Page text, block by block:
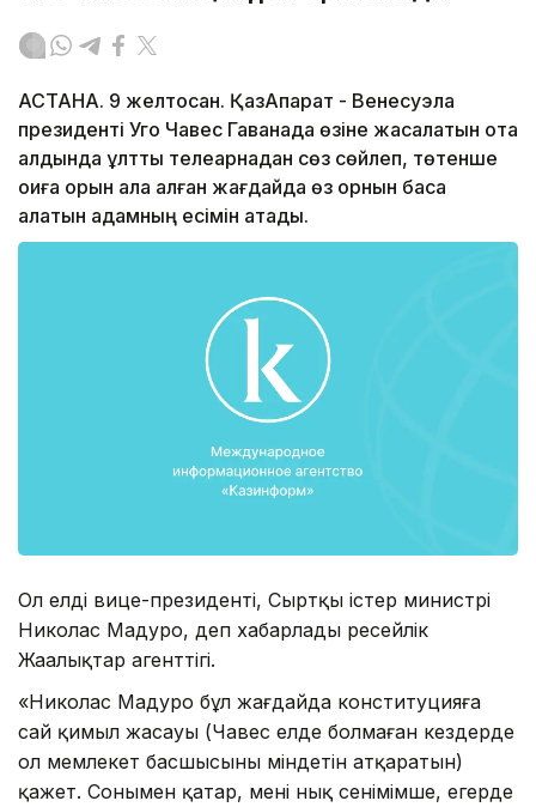
АСТАНА. 9 желтоқсан. ҚазАқпарат - Венесуэла
президенті Уго Чавес Гаванада өзіне жасалатын ота
алдында ұлттық телеарнадан сөз сөйлеп, төтенше
оқиға орын ала қалған жағдайда өз орнын баса
алатын адамның есімін атады.
Ол елдің вице-президенті, Сыртқы істер министрі
Николас Мадуро, деп хабарлады ресейлік
Жаңалықтар агенттігі.
«Николас Мадуро бұл жағдайда конституцияға
сай қимыл жасауы (Чавес елде болмаған кездерде
ол мемлекет басшысының міндетін атқаратын)
қажет. Сонымен қатар, менің нық сенімімше, егерде